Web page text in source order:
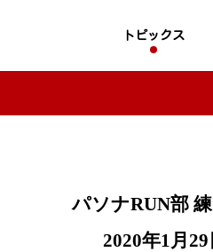
トピックス
パソナRUN部
2020年1月